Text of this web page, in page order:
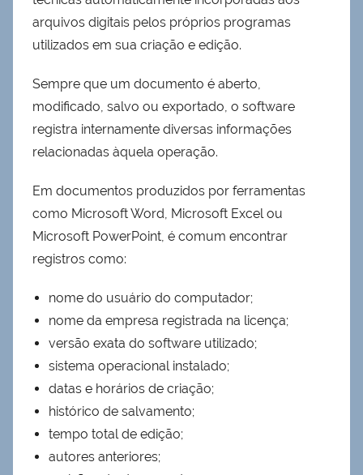
arquivos digitais pelos próprios programas
utilizados em sua criação e edição.
Sempre que um documento é aberto,
modificado, salvo ou exportado, o software
registra internamente diversas informações
relacionadas àquela operação.
Em documentos produzidos por ferramentas
como Microsoft Word, Microsoft Excel ou
Microsoft PowerPoint, é comum encontrar
registros como:
nome do usuário do computador;
nome da empresa registrada na licença;
versão exata do software utilizado;
sistema operacional instalado;
datas e horários de criação;
histórico de salvamento;
tempo total de edição;
autores anteriores;